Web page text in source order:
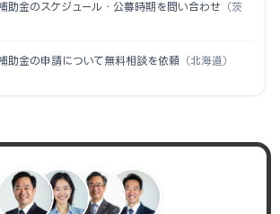
助金のスケジュール・公募時期を問い合わせ （茨
助金の申請について無料相談を依頼 （北海道）